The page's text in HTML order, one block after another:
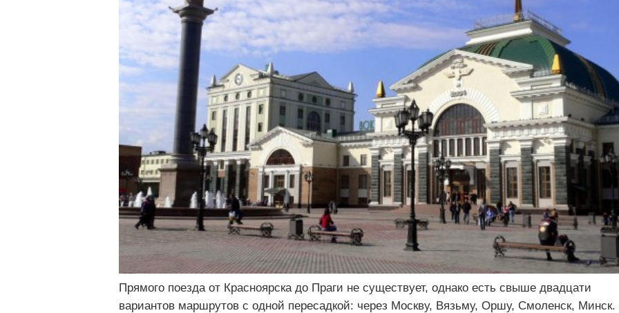
Прямого поезда от Красноярска до Праги не существует, однако есть свыше двадцати
вариантов маршрутов с одной пересадкой: через Москву, Вязьму, Оршу, Смоленск, Минск.